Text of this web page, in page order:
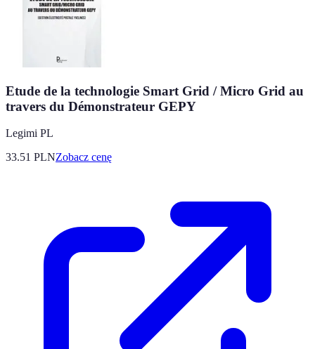
Etude de la technologie Smart Grid / Micro Grid au
travers du Démonstrateur GEPY
Legimi PL
33.51 PLNZobacz cenę